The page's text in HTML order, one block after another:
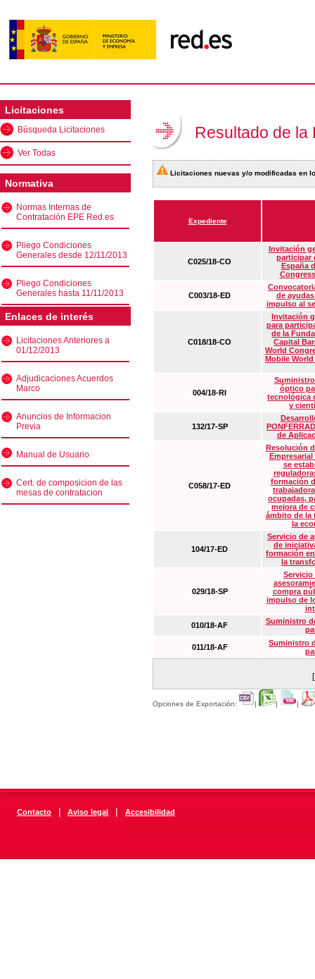
Licitaciones
Búsqueda Licitaciones
Ver Todas
Normativa
Normas Internas de
Contratación EPE Red.es
Pliego Condiciones
Generales desde 12/11/2013
Pliego Condiciones
Generales hasta 11/11/2013
Enlaces de interés
Licitaciones Anteriores a
01/12/2013
Adjudicaciones Acuerdos
Marco
Anuncios de Informacion
Previa
Manual de Usuario
Cert. de composicion de las
mesas de contratacion
Resultado de la
Licitaciones nuevas y/o modificadas en
Expediente
C025/18-CO
Invitación
participar
España
C003/18-ED
de
impulso al
C018/18-CO
Invitación
para
de la
Capital
World
Mobile
004/18-RI
óptico
tecnológica
y
132/17-SP
de
C058/17-ED
Resolución
Empresarial
se
formación
ocupadas,
mejora de
ámbito de la
la
104/17-ED
Servicio de
de
formación
la
029/18-SP
Servicio
compra
impulso de
010/18-AF
Suministro
011/18-AF
Suministro
Opciones de Exportación: | | |
Contacto | Aviso legal | Accesibilidad